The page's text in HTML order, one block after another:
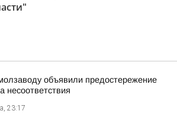
объявили предостережение
несоответствия
23:17